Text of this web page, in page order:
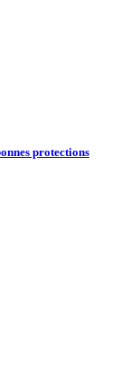
protections